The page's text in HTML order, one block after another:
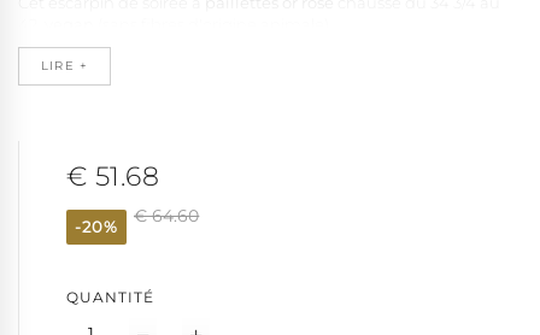
LIRE +
€ 51.68
-20%
€ 64.60
QUANTITÉ